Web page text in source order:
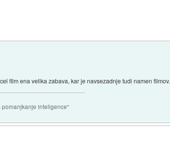
film ena velika zabava, kar je navsezadnje tudi namen filmov.
pomanjkanje inteligence"